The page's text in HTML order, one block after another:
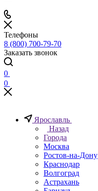
Телефоны
8 (800) 700-79-70
Заказать звонок
0
0
Ярославль
Назад
Города
Москва
Ростов-на-Дону
Краснодар
Волгоград
Астрахань